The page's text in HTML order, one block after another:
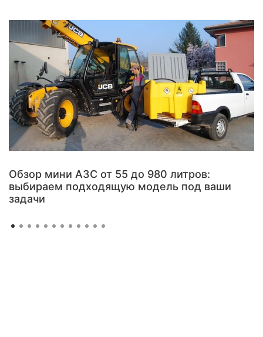
Обзор мини АЗС от 55 до 980 литров:
выбираем подходящую модель под ваши
задачи